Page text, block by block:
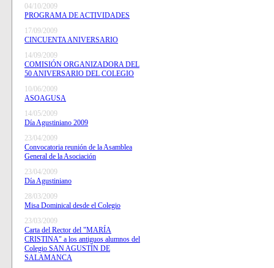
04/10/2009
PROGRAMA DE ACTIVIDADES
17/09/2009
CINCUENTA ANIVERSARIO
14/09/2009
COMISIÓN ORGANIZADORA DEL
50 ANIVERSARIO DEL COLEGIO
10/06/2009
ASOAGUSA
14/05/2009
Día Agustiniano 2009
23/04/2009
Convocatoria reunión de la Asamblea
General de la Asociación
23/04/2009
Día Agustiniano
28/03/2009
Misa Dominical desde el Colegio
23/03/2009
Carta del Rector del "MARÍA
CRISTINA" a los antiguos alumnos del
Colegio SAN AGUSTÍN DE
SALAMANCA